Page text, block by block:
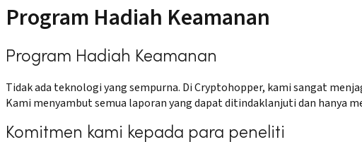
Program Hadiah Keamanan
Program Hadiah Keamanan
Tidak ada teknologi yang sempurna. Di Cryptohopper, kami sangat
Kami menyambut semua laporan yang dapat ditindaklanjuti dan hanya
Komitmen kami kepada para peneliti